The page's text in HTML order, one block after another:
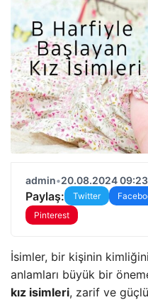
admin•20.08.2024 09:23
Paylaş: Twitter
Pinterest
İsimler, bir kişinin
anlamları büyük bir
kız isimleri, zarif ve